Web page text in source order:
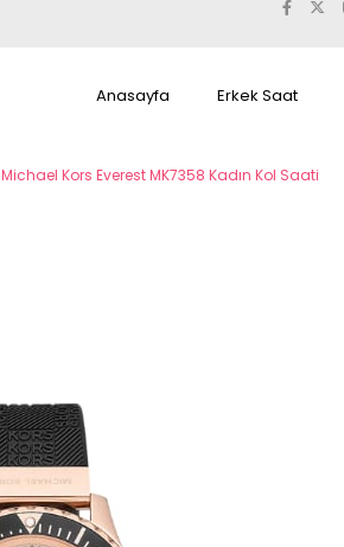
Anasayfa Erkek Saat
Michael Kors Everest MK7358 Kadın Kol Saati